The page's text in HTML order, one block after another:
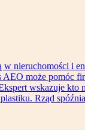
nieruchomości i
AEO może pomóc
wskazuje kto
Rząd